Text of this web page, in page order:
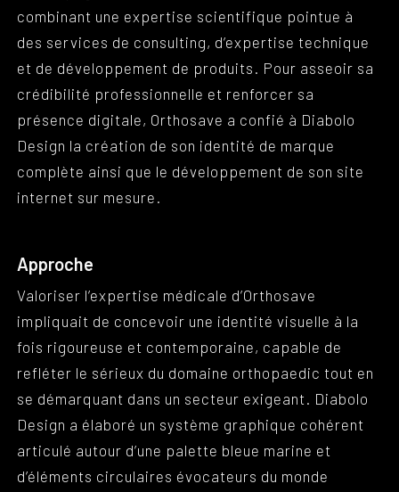
combinant une expertise scientifique pointue à
des services de consulting, d’expertise technique
et de développement de produits. Pour asseoir sa
crédibilité professionnelle et renforcer sa
présence digitale, Orthosave a confié à Diabolo
Design la création de son identité de marque
complète ainsi que le développement de son site
internet sur mesure.
Approche
Valoriser l’expertise médicale d’Orthosave
impliquait de concevoir une identité visuelle à la
fois rigoureuse et contemporaine, capable de
refléter le sérieux du domaine orthopaedic tout en
se démarquant dans un secteur exigeant. Diabolo
Design a élaboré un système graphique cohérent
articulé autour d’une palette bleue marine et
d’éléments circulaires évocateurs du monde